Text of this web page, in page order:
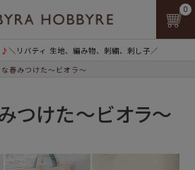
♪＼リバティ 生地、編み物、刺繍、刺し子／
0
春みつけた～ビオラ～
つけた～ビオラ～